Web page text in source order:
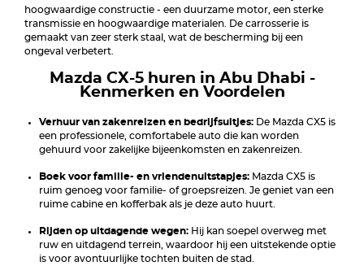
hoogwaardige constructie - een duurzame motor, een sterke
transmissie en hoogwaardige materialen. De carrosserie is
gemaakt van zeer sterk staal, wat de bescherming bij een
ongeval verbetert.
Mazda CX-5 huren in Abu Dhabi -
Kenmerken en Voordelen
Verhuur van zakenreizen en bedrijfsuitjes: De Mazda CX5 is
een professionele, comfortabele auto die kan worden
gehuurd voor zakelijke bijeenkomsten en zakenreizen.
Boek voor familie- en vriendenuitstapjes: Mazda CX5 is
ruim genoeg voor familie- of groepsreizen. Je geniet van een
ruime cabine en kofferbak als je deze auto huurt.
Rijden op uitdagende wegen: Hij kan soepel overweg met
ruw en uitdagend terrein, waardoor hij een uitstekende optie
is voor avontuurlijke tochten buiten de stad.